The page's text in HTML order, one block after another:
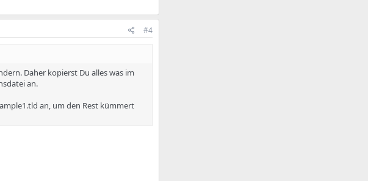
#4
Daher kopierst Du alles was im
an.
an, um den Rest kümmert